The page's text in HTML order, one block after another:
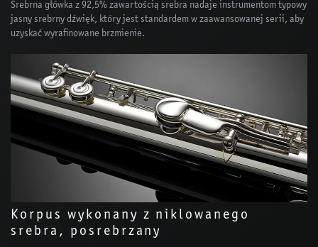
Srebrna główka z 92,5% zawartością srebra nadaje instrumentom typowy
jasny srebrny dźwięk, który jest standardem w zaawansowanej serii, aby
uzyskać wyrafinowane brzmienie.
Korpus wykonany z niklowanego
srebra, posrebrzany